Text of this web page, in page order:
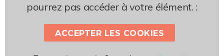
pourrez pas accéder à votre élément. :
ACCEPTER LES COOKIES